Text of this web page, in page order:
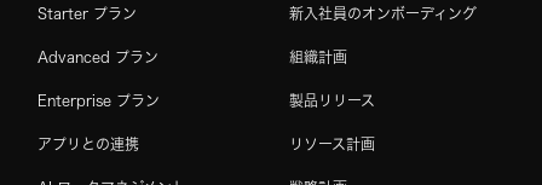
Starter プラン
Advanced プラン
Enterprise プラン
アプリとの連携
新入社員のオンボーディング
組織計画
製品リリース
リソース計画